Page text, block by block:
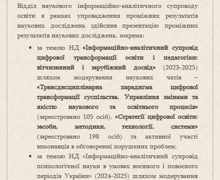
Відділ наукового інформаційно-аналітичного супроводу
освіти в рамках упровадження проміжних результатів
наукових досліджень здійснив презентацію проміжних
результатів наукових досліджень, зокрема:
за темою НД«Інформаційно-аналітичний супровід
цифрової трансформації освіти і педагогіки:
вітчизняний і зарубіжний досвід»(2023-2025)
шляхом модерування наукових чатів –
«Трансдисциплінарна парадигма цифрової
трансформації суспільства. Управління змінами та
якістю наукового та освітнього процесів»
(зареєстровано 105 осіб), «Стратегії цифрової освіти:
засоби, методики, технології, системи»
(зареєстровано 198 осіб) та активної участі
виконавців в обговоренні порушених проблем;
за темою НД «Інформаційно-аналітичний супровід
психологічної науки в умовах воєнного і повоєного
періодів України» (2024-2025) шляхом модерування